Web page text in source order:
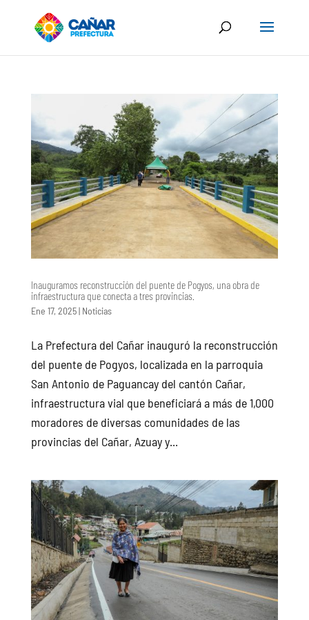
Inauguramos reconstrucción del puente de Pogyos, una obra de
infraestructura que conecta a tres provincias.
Ene 17, 2025| Noticias
La Prefectura del Cañar inauguró la reconstrucción
del puente de Pogyos, localizada en la parroquia
San Antonio de Paguancay del cantón Cañar,
infraestructura vial que beneficiará a más de 1,000
moradores de diversas comunidades de las
provincias del Cañar, Azuay y...